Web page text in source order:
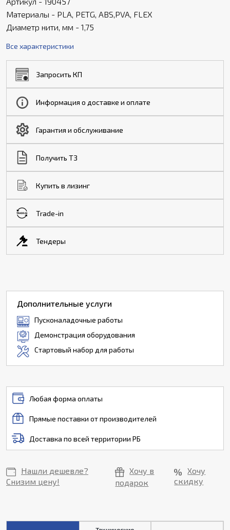
Материалы - PLA, PETG, ABS,PVA, FLEX
Диаметр нити, мм - 1,75
Все характеристики
Запросить КП
Информация о доставке и оплате
Гарантия и обслуживание
Получить ТЗ
Купить в лизинг
Trade-in
Тендеры
Дополнительные услуги
Пусконаладочные работы
Демонстрация оборудования
Стартовый набор для работы
Любая форма оплаты
Прямые поставки от производителей
Доставка по всей территории РБ
Нашли дешевле?
Снизим цену!
Хочу в
подарок
Хочу
скидку